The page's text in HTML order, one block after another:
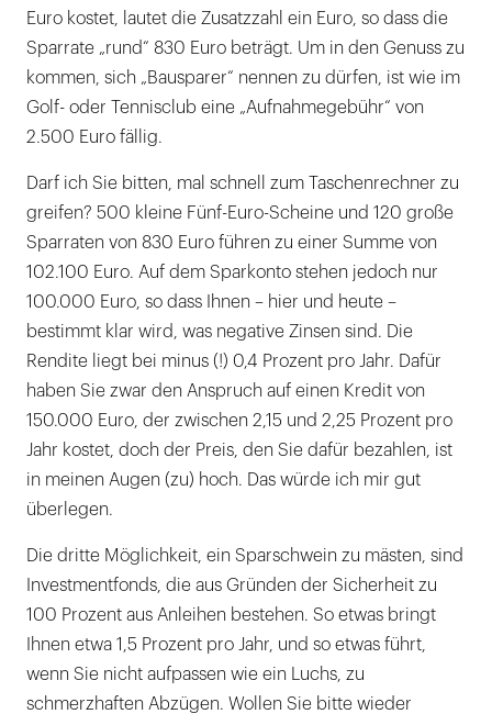
Euro kostet, lautet die Zusatzzahl ein Euro, so dass die
Sparrate „rund“ 830 Euro beträgt. Um in den Genuss zu
kommen, sich „Bausparer“ nennen zu dürfen, ist wie im
Golf- oder Tennisclub eine „Aufnahmegebühr“ von
2.500 Euro fällig.
Darf ich Sie bitten, mal schnell zum Taschenrechner zu
greifen? 500 kleine Fünf-Euro-Scheine und 120 große
Sparraten von 830 Euro führen zu einer Summe von
102.100 Euro. Auf dem Sparkonto stehen jedoch nur
100.000 Euro, so dass Ihnen – hier und heute –
bestimmt klar wird, was negative Zinsen sind. Die
Rendite liegt bei minus (!) 0,4 Prozent pro Jahr. Dafür
haben Sie zwar den Anspruch auf einen Kredit von
150.000 Euro, der zwischen 2,15 und 2,25 Prozent pro
Jahr kostet, doch der Preis, den Sie dafür bezahlen, ist
in meinen Augen (zu) hoch. Das würde ich mir gut
überlegen.
Die dritte Möglichkeit, ein Sparschwein zu mästen, sind
Investmentfonds, die aus Gründen der Sicherheit zu
100 Prozent aus Anleihen bestehen. So etwas bringt
Ihnen etwa 1,5 Prozent pro Jahr, und so etwas führt,
wenn Sie nicht aufpassen wie ein Luchs, zu
schmerzhaften Abzügen. Wollen Sie bitte wieder